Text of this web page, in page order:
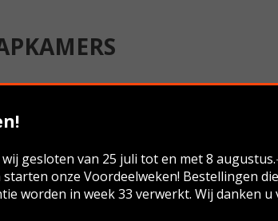
gesloten van 25 juli tot en met 8
onze Voordeelweken! Bestellingen
worden in week 33 verwerkt. Wij danken